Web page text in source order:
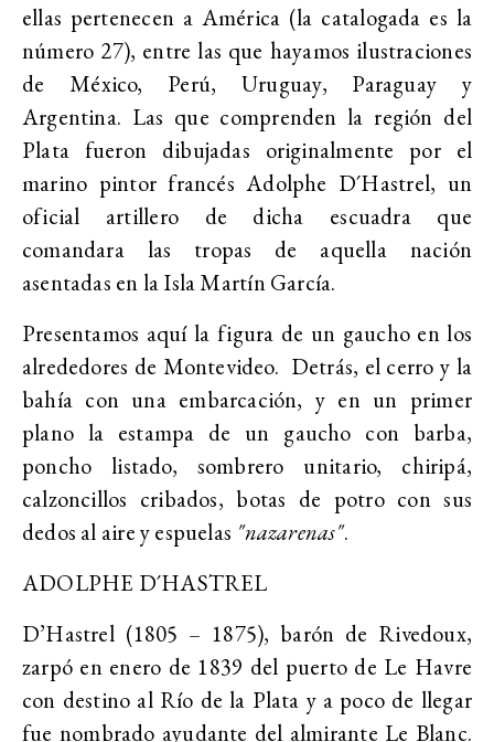
ellas pertenecen a América (la catalogada es la
número 27), entre las que hayamos ilustraciones
de México, Perú, Uruguay, Paraguay y
Argentina. Las que comprenden la región del
Plata fueron dibujadas originalmente por el
marino pintor francés Adolphe D´Hastrel, un
oficial artillero de dicha escuadra que
comandara las tropas de aquella nación
asentadas en la Isla Martín García.
Presentamos aquí la figura de un gaucho en los
alrededores de Montevideo. Detrás, el cerro y la
bahía con una embarcación, y en un primer
plano la estampa de un gaucho con barba,
poncho listado, sombrero unitario, chiripá,
calzoncillos cribados, botas de potro con sus
dedos al aire y espuelas "nazarenas".
ADOLPHE D´HASTREL
D’Hastrel (1805 – 1875), barón de Rivedoux,
zarpó en enero de 1839 del puerto de Le Havre
con destino al Río de la Plata y a poco de llegar
fue nombrado ayudante del almirante Le Blanc.